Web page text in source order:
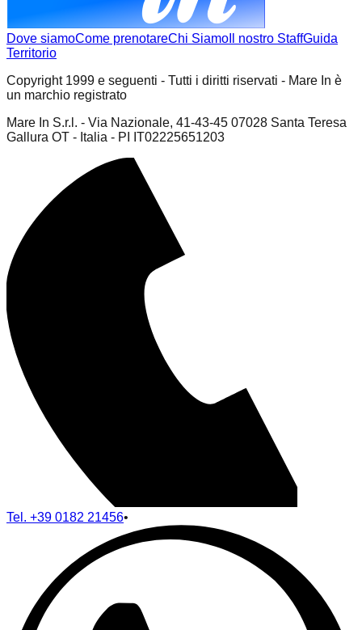
Dove siamoCome prenotareChi Siamo Il nostro StaffGuida
Territorio
Copyright 1999 e seguenti - Tutti i diritti riservati - Mare In è
un marchio registrato
Mare In S.r.l. - Via Nazionale, 41-43-45 07028 Santa Teresa
Gallura OT - Italia - PI IT02225651203
Tel. +39 0182 21456•